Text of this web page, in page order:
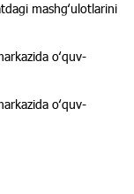
mashgʻulotlarini
oʻquv-
oʻquv-